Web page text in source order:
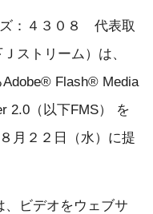
：４３０８ 代表取
ストリーム）は、
Flash® Media
2.0（以下FMS） を
月２２日（水）に提
、ビデオをウェブサ